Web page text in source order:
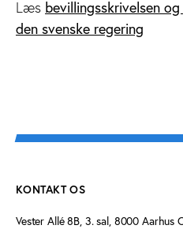
Læs bevillingsskrivelsen
den svenske regering
KONTAKT OS
Vester Allé 8B, 3. sal, 8000 Aarhus